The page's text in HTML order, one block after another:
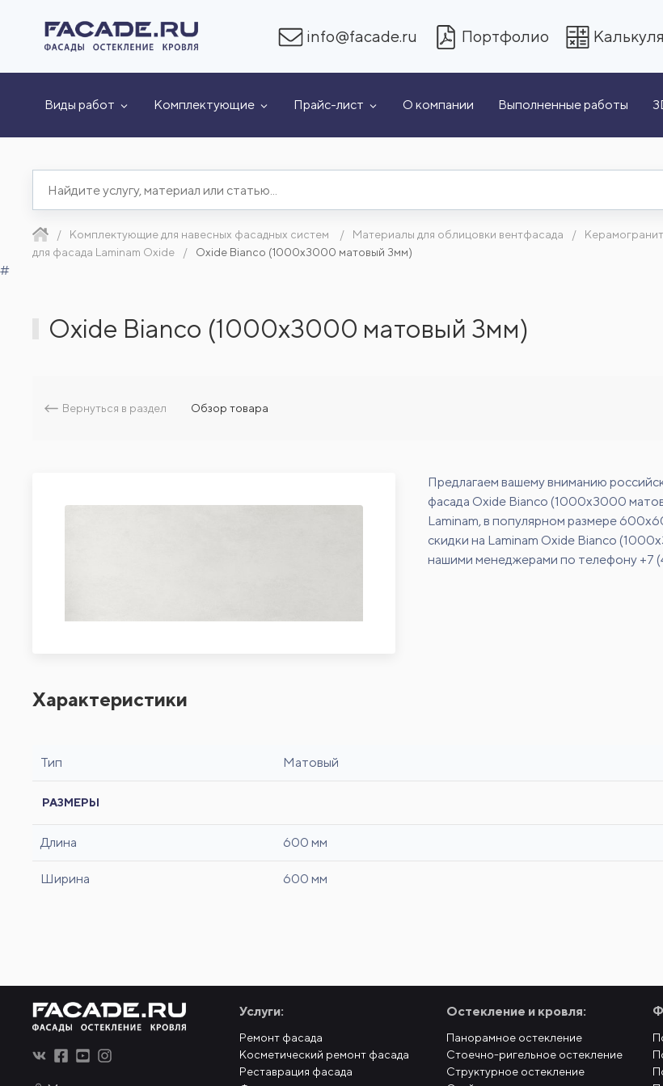
info@facade.ru Портфолио
Виды работ Комплектующие Прайс-лист О компании Выполненные работы
Комплектующие для навесных фасадных систем Материалы для облицовки вентфасада
для фасада Laminam Oxide
Oxide Bianco (1000x3000 матовый 3мм)
#
Oxide Bianco (1000x3000 матовый 3мм)
Вернуться в раздел Обзор товара
Предлагаем вашему вниманию
фасада Oxide Bianco (1000x3000
Laminam, в популярном размере
скидки на Laminam Oxide Bianco
нашими менеджерами по телефону +7
Характеристики
Тип Матовый
РАЗМЕРЫ
Длина 600 мм
Ширина 600 мм
Услуги:
Ремонт фасада
Косметический ремонт фасада
Реставрация фасада
Остекление и кровля:
Панорамное остекление
Стоечно-ригельное остекление
Структурное остекление